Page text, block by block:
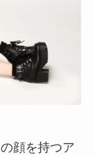
顔を持つア